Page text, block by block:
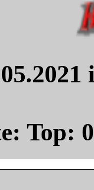
Top: 0